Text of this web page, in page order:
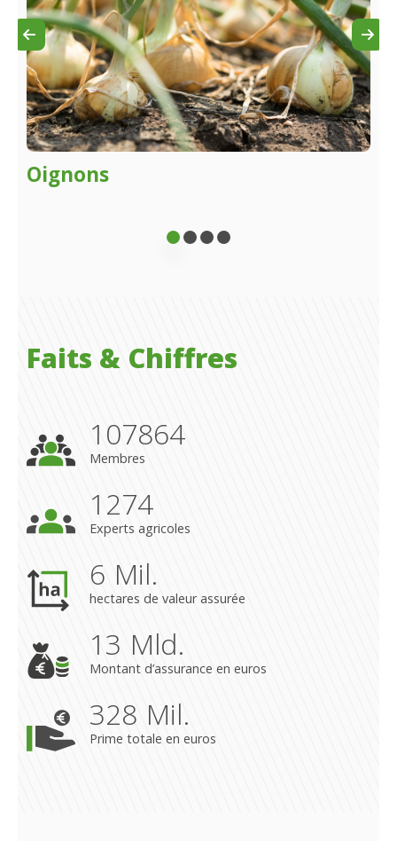
Oignons
Faits & Chiffres
110.000
Membres
1.300
Experts agricoles
6,4 Mil.
hectares de valeur assurée
13,3 Mld.
Montant d’assurance en euros
334,8 Mil.
Prime totale en euros